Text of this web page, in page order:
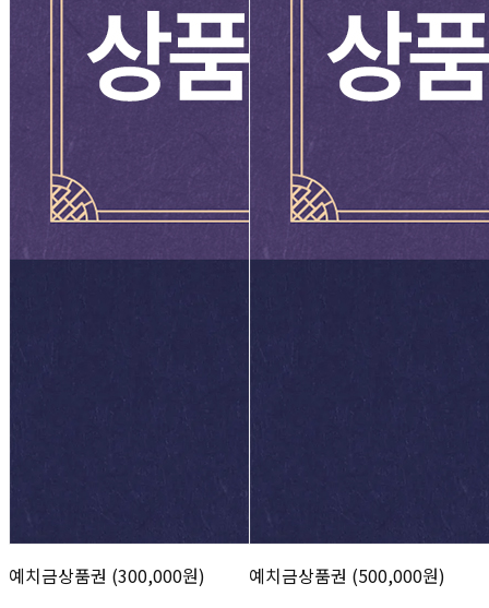
예치금상품권 (300,000원) 예치금상품권 (500,000원)